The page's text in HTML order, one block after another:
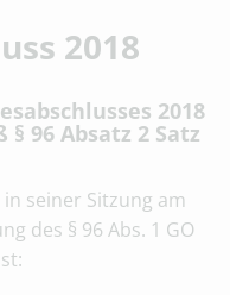
2018
2018
96 Absatz 2 Satz
seiner Sitzung am
des § 96 Abs. 1 GO